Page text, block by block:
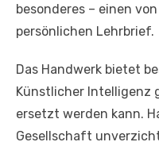
besonderes – einen
persönlichen Lehrbrief.
Das Handwerk bietet
Künstlicher Intelligenz
ersetzt werden kann.
Gesellschaft